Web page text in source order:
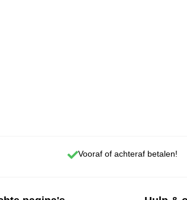
Vooraf of achteraf betalen!